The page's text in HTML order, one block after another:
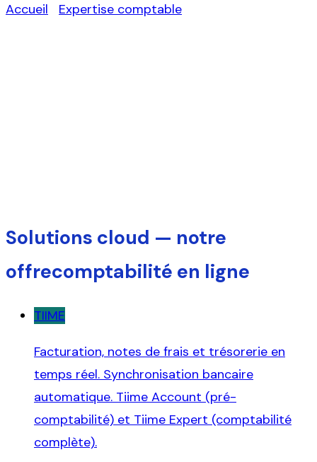
Accueil Expertise comptable
Solutions cloud — notre
offrecomptabilité en ligne
TIIME
Facturation, notes de frais et trésorerie en
temps réel. Synchronisation bancaire
automatique. Tiime Account (pré-
comptabilité) et Tiime Expert (comptabilité
complète).